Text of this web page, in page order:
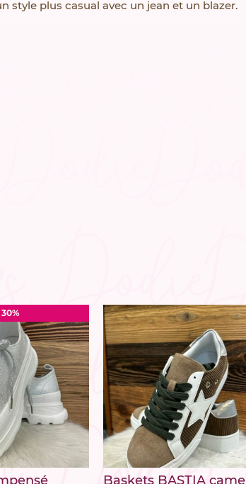
style plus casual avec un jean et un blazer.
30%
Baskets BASTIA camel